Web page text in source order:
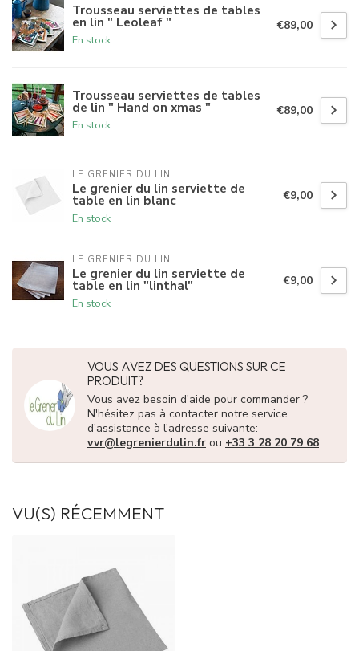
Trousseau serviettes de tables
en lin " Leoleaf "
En stock
€89,00
Trousseau serviettes de tables
de lin " Hand on xmas "
En stock
€89,00
LE GRENIER DU LIN
Le grenier du lin serviette de
table en lin blanc
En stock
€9,00
LE GRENIER DU LIN
Le grenier du lin serviette de
table en lin "linthal"
En stock
€9,00
VOUS AVEZ DES QUESTIONS SUR CE
PRODUIT?
Vous avez besoin d'aide pour commander ?
N'hésitez pas à contacter notre service
d'assistance à l'adresse suivante:
vvr@legrenierdulin.fr ou +33 3 28 20 79 68.
VU(S) RÉCEMMENT